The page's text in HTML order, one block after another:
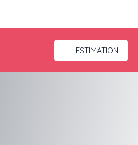
ESTIMATION